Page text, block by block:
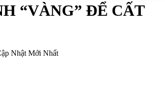
“VÀNG” ĐỂ CẤT
Nhật Mới Nhất